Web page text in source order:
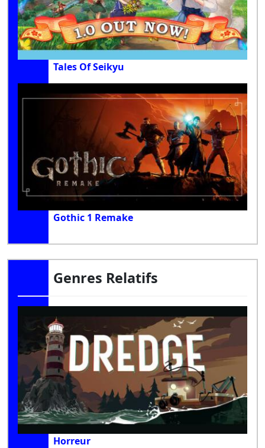
Tales Of Seikyu
Gothic 1 Remake
Genres Relatifs
Horreur